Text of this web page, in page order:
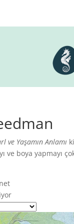
ve Yaşamın Anlamı
ve boya yapmayı
En
yeniye
göre